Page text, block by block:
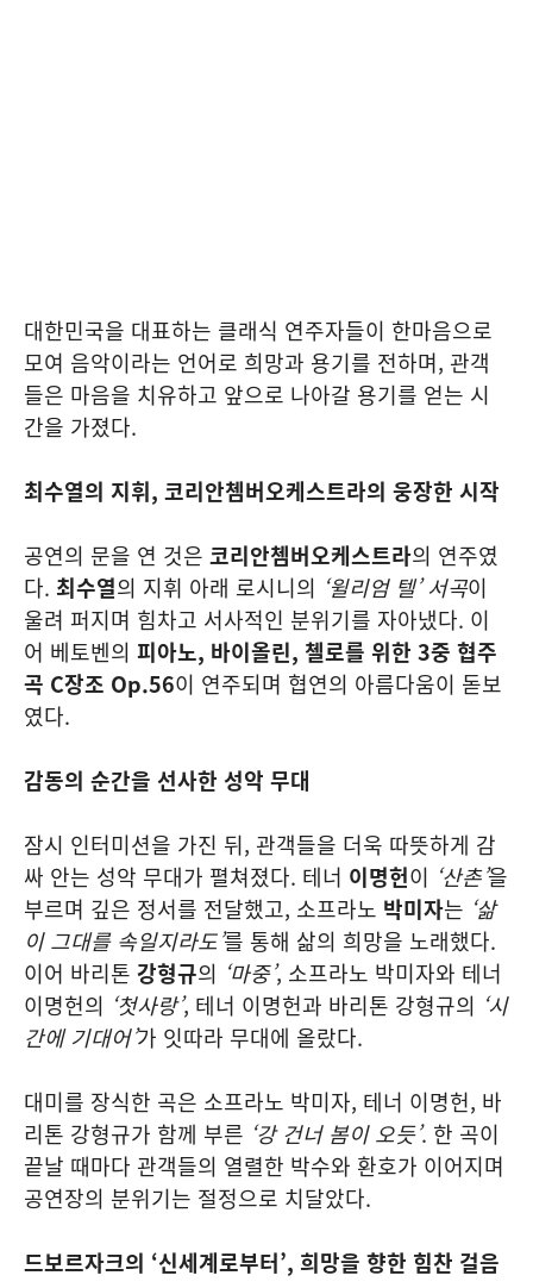
대한민국을 대표하는 클래식 연주자들이 한마음으로
모여 음악이라는 언어로 희망과 용기를 전하며, 관객
들은 마음을 치유하고 앞으로 나아갈 용기를 얻는 시
간을 가졌다.
최수열의 지휘, 코리안쳄버오케스트라의 웅장한 시작
공연의 문을 연 것은 코리안쳄버오케스트라의 연주였
다. 최수열의 지휘 아래 로시니의 ‘윌리엄 텔’ 서곡이
울려 퍼지며 힘차고 서사적인 분위기를 자아냈다. 이
어 베토벤의 피아노, 바이올린, 첼로를 위한 3중 협주
곡 C장조 Op.56이 연주되며 협연의 아름다움이 돋보
였다.
감동의 순간을 선사한 성악 무대
잠시 인터미션을 가진 뒤, 관객들을 더욱 따뜻하게 감
싸 안는 성악 무대가 펼쳐졌다. 테너 이명헌이 ‘산촌’을
부르며 깊은 정서를 전달했고, 소프라노 박미자는 ‘삶
이 그대를 속일지라도’를 통해 삶의 희망을 노래했다.
이어 바리톤 강형규의 ‘마중’, 소프라노 박미자와 테너
이명헌의 ‘첫사랑’, 테너 이명헌과 바리톤 강형규의 ‘시
간에 기대어’가 잇따라 무대에 올랐다.
대미를 장식한 곡은 소프라노 박미자, 테너 이명헌, 바
리톤 강형규가 함께 부른 ‘강 건너 봄이 오듯’. 한 곡이
끝날 때마다 관객들의 열렬한 박수와 환호가 이어지며
공연장의 분위기는 절정으로 치달았다.
드보르자크의 ‘신세계로부터’, 희망을 향한 힘찬 걸음